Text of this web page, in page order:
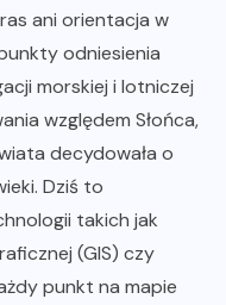
ani orientacja w
odniesienia
morskiej i lotniczej
względem Słońca,
decydowała o
Dziś to
takich jak
(GIS) czy
punkt na mapie